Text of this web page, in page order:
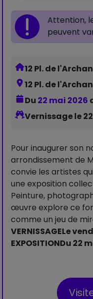
Attention,
peuvent
12 Pl. de
12 Pl. de
Du 22 mai 2026
Vernissage le
Pour inaugurer son
arrondissement de
convie les artistes
une exposition
Peinture,
œuvre explore ce
comme un jeu de
VERNISSAGELe
EXPOSITIONDu 22